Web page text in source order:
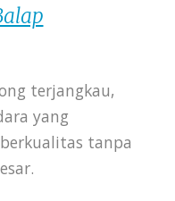
terjangkau,
yang
tanpa